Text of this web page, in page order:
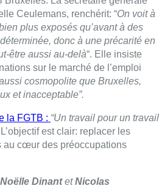
DinantetNicolas
un avis de
le viol d’une
à Bruxelles